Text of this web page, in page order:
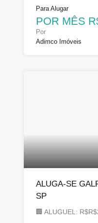
Para Alugar
POR MÊS
Por
Adimco Imóveis
ALUGA-SE
SP
🏢 ALUGUEL: